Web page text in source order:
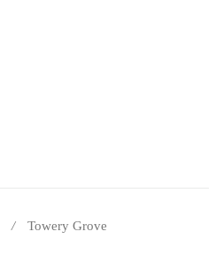
Towery Grove